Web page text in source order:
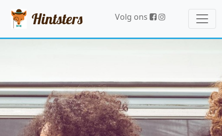
Hintsters Volg ons